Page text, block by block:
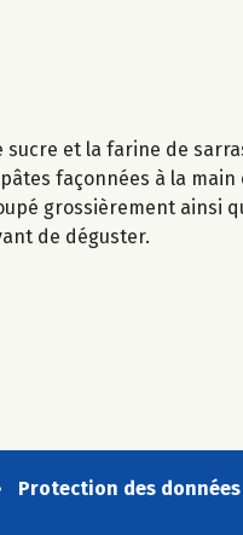
et la farine de
façonnées à la
grossièrement ainsi
de déguster.
Protection des données